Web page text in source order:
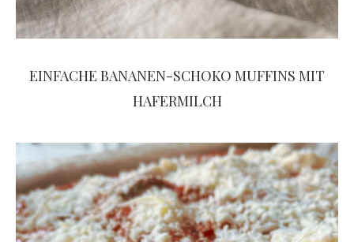
EINFACHE BANANEN-SCHOKO MUFFINS MIT
HAFERMILCH